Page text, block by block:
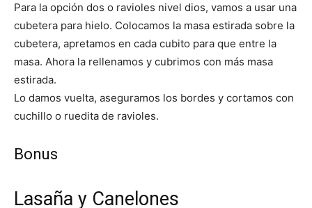
Para la opción dos o ravioles nivel dios, vamos a usar una
cubetera para hielo. Colocamos la masa estirada sobre la
cubetera, apretamos en cada cubito para que entre la
masa. Ahora la rellenamos y cubrimos con más masa
estirada.
Lo damos vuelta, aseguramos los bordes y cortamos con
cuchillo o ruedita de ravioles.
Bonus
Lasaña y Canelones